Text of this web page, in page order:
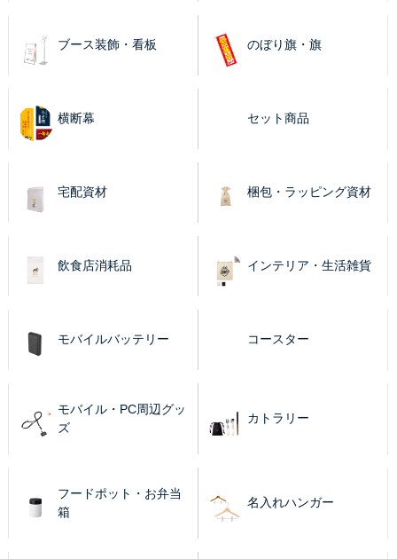
ブース装飾・看板 のぼり旗・旗
横断幕 セット商品
宅配資材 梱包・ラッピング資材
飲食店消耗品 インテリア・生活雑貨
モバイルバッテリー コースター
モバイル・PC周辺グッ
ズ
カトラリー
フードポット・お弁当
箱
名入れハンガー